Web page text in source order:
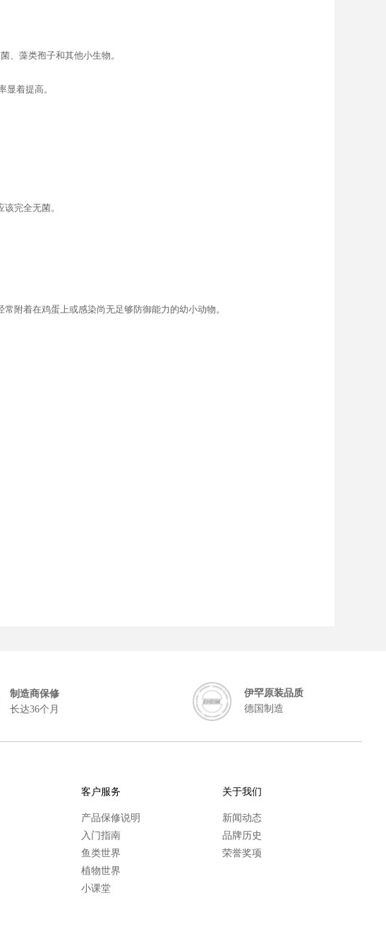
、藻类孢子和其他小生物。
着提高。
完全无菌。
附着在鸡蛋上或感染尚无足够防御能力的幼小动物。
制造商保修
长达36个月
伊罕原装品质
德国制造
客户服务
产品保修说明
入门指南
鱼类世界
植物世界
小课堂
关于我们
新闻动态
品牌历史
荣誉奖项